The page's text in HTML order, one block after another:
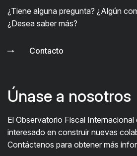
¿Tiene alguna pregunta? ¿Algún
¿Desea saber más?
Contacto
Únase a nosotros
El Observatorio Fiscal Internacional
interesado en construir nuevas
Contáctenos para obtener más